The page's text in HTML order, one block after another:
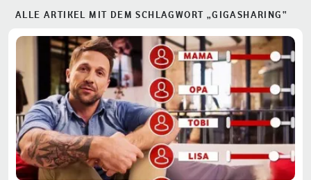
ALLE ARTIKEL MIT DEM SCHLAGWORT „GIGASHARING“